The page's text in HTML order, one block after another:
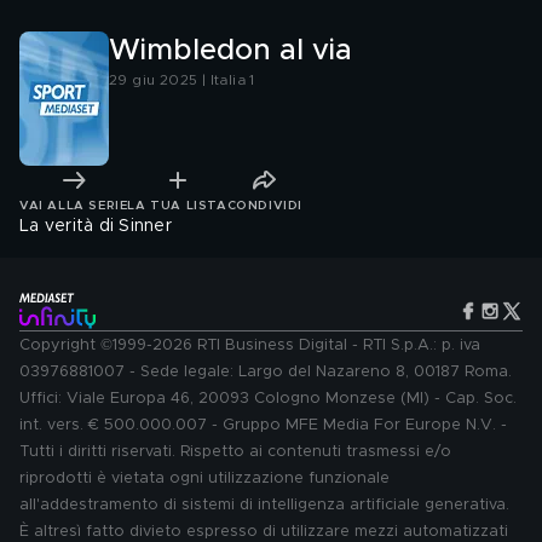
Wimbledon al via
29 giu 2025 | Italia 1
VAI ALLA SERIE LA TUA LISTA CONDIVIDI
La verità di Sinner
Copyright ©1999-2026 RTI Business Digital - RTI S.p.A.: p. iva
03976881007 - Sede legale: Largo del Nazareno 8, 00187 Roma.
Uffici: Viale Europa 46, 20093 Cologno Monzese (MI) - Cap. Soc.
int. vers. € 500.000.007 - Gruppo MFE Media For Europe N.V. -
Tutti i diritti riservati. Rispetto ai contenuti trasmessi e/o
riprodotti è vietata ogni utilizzazione funzionale
all'addestramento di sistemi di intelligenza artificiale generativa.
È altresì fatto divieto espresso di utilizzare mezzi automatizzati